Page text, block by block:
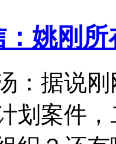
姚刚
据说刚
划案件